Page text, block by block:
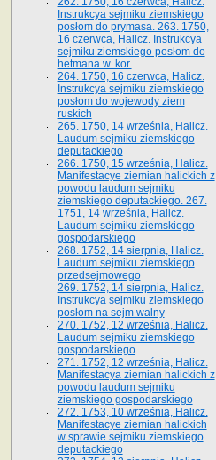
Instrukcya sejmiku ziemskiego
posłom do prymasa. 263. 1750,
16 czerwca, Halicz. Instrukcya
sejmiku ziemskiego posłom do
hetmana w. kor.
264. 1750, 16 czerwca, Halicz.
Instrukcya sejmiku ziemskiego
posłom do wojewody ziem
ruskich
265. 1750, 14 września, Halicz.
Laudum sejmiku ziemskiego
deputackiego
266. 1750, 15 września, Halicz.
Manifestacye ziemian halickich z
powodu laudum sejmiku
ziemskiego deputackiego. 267.
1751, 14 września, Halicz.
Laudum sejmiku ziemskiego
gospodarskiego
268. 1752, 14 sierpnia, Halicz.
Laudum sejmiku ziemskiego
przedsejmowego
269. 1752, 14 sierpnia, Halicz.
Instrukcya sejmiku ziemskiego
posłom na sejm walny
270. 1752, 12 września, Halicz.
Laudum sejmiku ziemskiego
gospodarskiego
271. 1752, 12 września, Halicz.
Manifestacya ziemian halickich z
powodu laudum sejmiku
ziemskiego gospodarskiego
272. 1753, 10 września, Halicz.
Manifestacye ziemian halickich
w sprawie sejmiku ziemskiego
deputackiego